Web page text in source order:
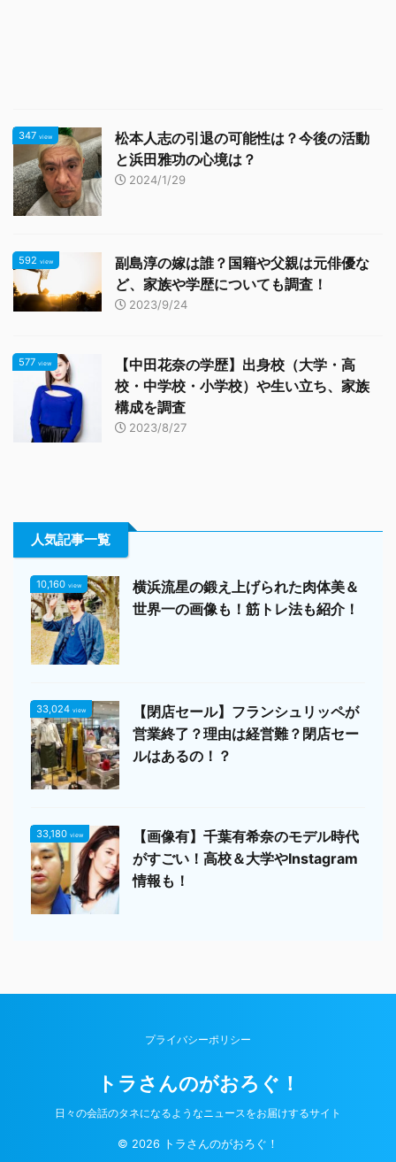
347 view
松本人志の引退の可能性は？今後の活動
と浜田雅功の心境は？
2024/1/29
592 view
副島淳の嫁は誰？国籍や父親は元俳優な
ど、家族や学歴についても調査！
2023/9/24
577 view
【中田花奈の学歴】出身校（大学・高
校・中学校・小学校）や生い立ち、家族
構成を調査
2023/8/27
人気記事一覧
10,160 view
横浜流星の鍛え上げられた肉体美＆
世界一の画像も！筋トレ法も紹介！
33,024 view
【閉店セール】フランシュリッペが
営業終了？理由は経営難？閉店セー
ルはあるの！？
33,180 view
【画像有】千葉有希奈のモデル時代
がすごい！高校＆大学やInstagram
情報も！
プライバシーポリシー
トラさんのがおろぐ！
日々の会話のタネになるようなニュースをお届けするサイト
© 2026 トラさんのがおろぐ！